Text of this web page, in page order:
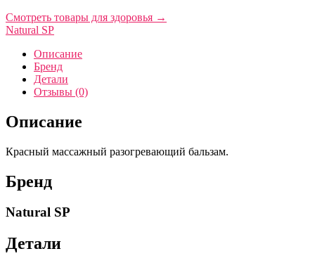
Смотреть товары для здоровья →
Natural SP
Описание
Бренд
Детали
Отзывы (0)
Описание
Красный массажный разогревающий бальзам.
Бренд
Natural SP
Детали